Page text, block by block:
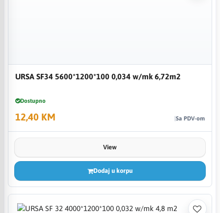
URSA SF34 5600*1200*100 0,034 w/mk 6,72m2
Dostupno
12,40 KM Sa PDV-om
View
Dodaj u korpu